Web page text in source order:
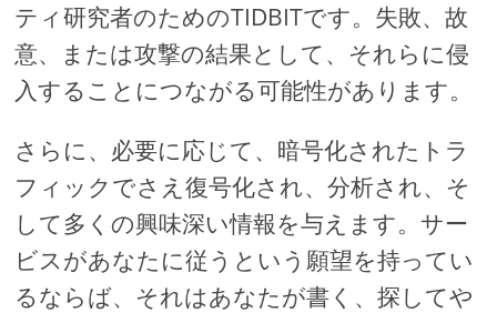
ティ研究者のためのTIDBITです。失敗、故
意、または攻撃の結果として、それらに侵
入することにつながる可能性があります。
さらに、必要に応じて、暗号化されたトラ
フィックでさえ復号化され、分析され、そ
して多くの興味深い情報を与えます。サー
ビスがあなたに従うという願望を持ってい
るならば、それはあなたが書く、探してや